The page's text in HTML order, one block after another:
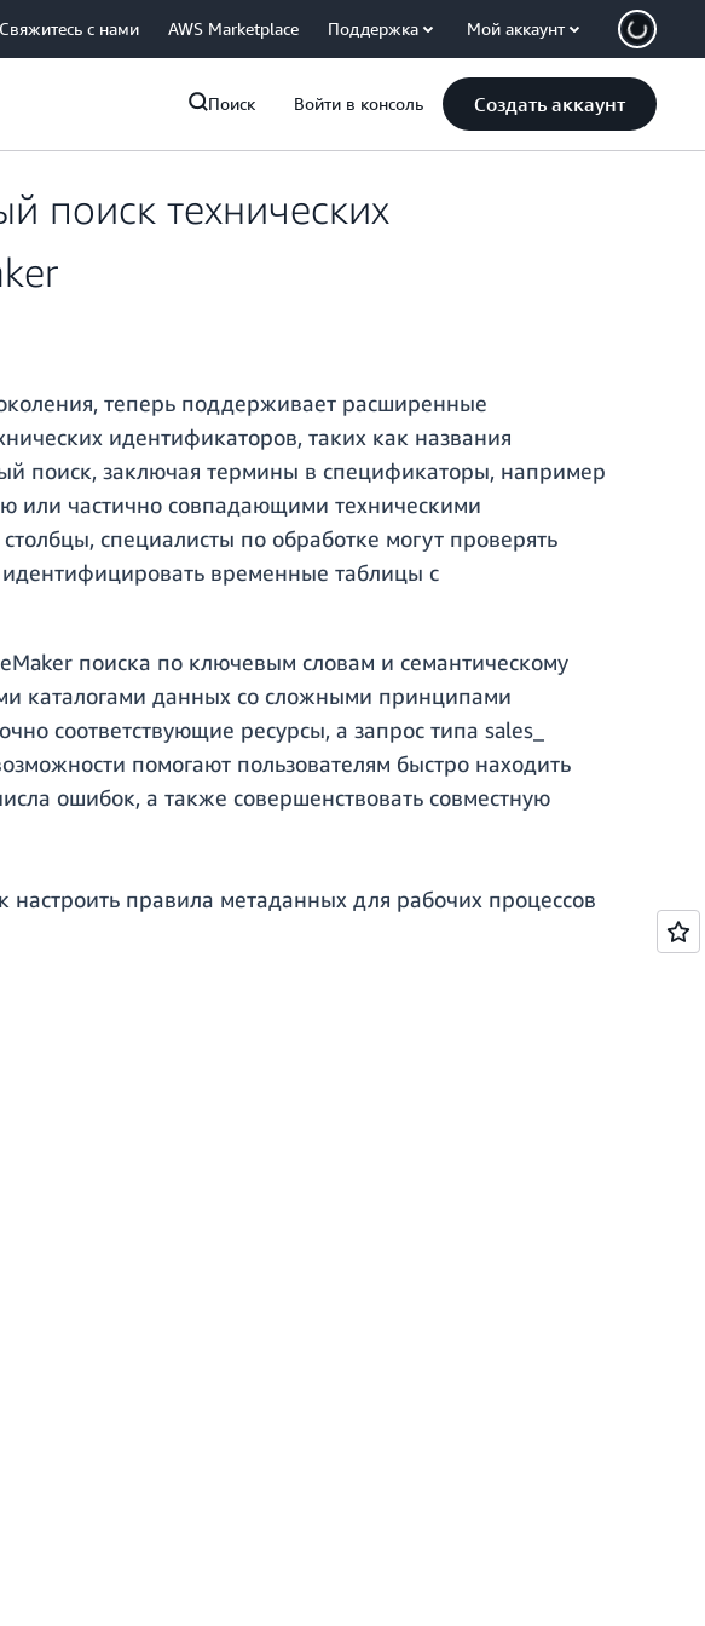
Свяжитесь с нами AWS Marketplace Поддержка Мой аккаунт
Поиск Войти в консоль Создать аккаунт
поиск технических
теперь поддерживает расширенные
идентификаторов, таких как названия
поиск, заключая термины в спецификаторы, например
или частично совпадающими техническими
специалисты по обработке могут проверять
временные таблицы с
поиска по ключевым словам и семантическому
каталогами данных со сложными принципами
соответствующие ресурсы, а запрос типа sales_
помогают пользователям быстро находить
ошибок, а также совершенствовать совместную
настроить правила метаданных для рабочих процессов